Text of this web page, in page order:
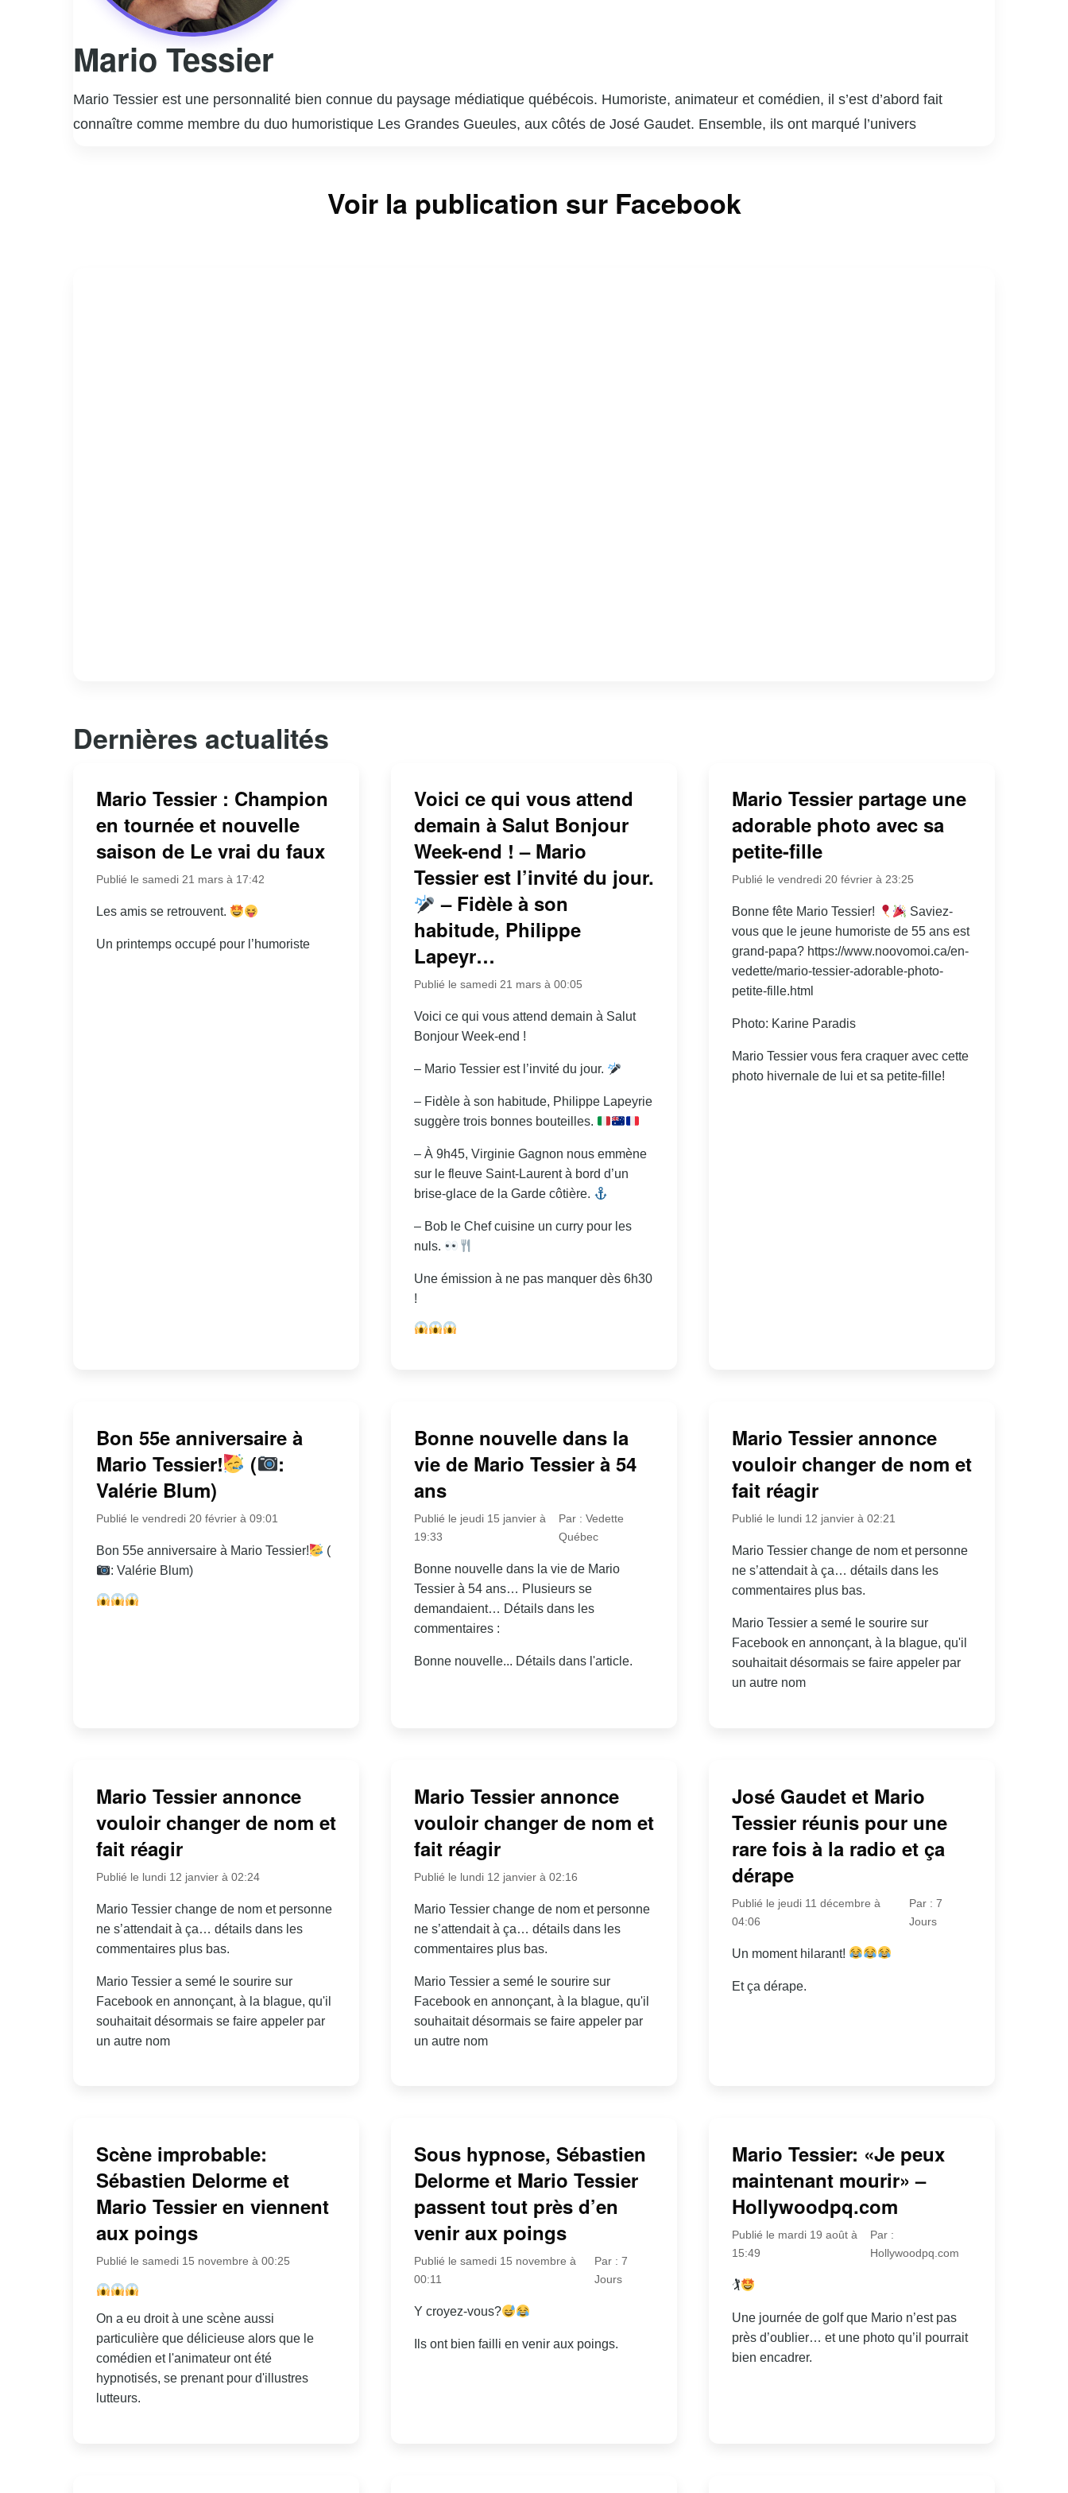
Mario Tessier
Mario Tessier est une personnalité bien connue du paysage médiatique québécois. Humoriste, animateur et comédien, il s’est d’abord fait
connaître comme membre du duo humoristique Les Grandes Gueules, aux côtés de José Gaudet. Ensemble, ils ont marqué l’univers
animé diverses émissions, démontrant sa polyvalence et son charisme naturel. Son sens de l’humour, souvent basé sur des observations du
Voir la publication sur Facebook
Dernières actualités
Mario Tessier : Champion
en tournée et nouvelle
saison de Le vrai du faux
Publié le samedi 21 mars à 17:42
Les amis se retrouvent.
Un printemps occupé pour l’humoriste
Voici ce qui vous attend
demain à Salut Bonjour
Week-end ! – Mario
Tessier est l’invité du jour.
– Fidèle à son
habitude, Philippe
Lapeyr…
Publié le samedi 21 mars à 00:05
Voici ce qui vous attend demain à Salut
Bonjour Week-end !
– Mario Tessier est l’invité du jour.
– Fidèle à son habitude, Philippe Lapeyrie
suggère trois bonnes bouteilles.
– À 9h45, Virginie Gagnon nous emmène
sur le fleuve Saint-Laurent à bord d’un
brise-glace de la Garde côtière.
– Bob le Chef cuisine un curry pour les
nuls.
Une émission à ne pas manquer dès 6h30
!
Mario Tessier partage une
adorable photo avec sa
petite-fille
Publié le vendredi 20 février à 23:25
Bonne fête Mario Tessier!
Saviez-
vous que le jeune humoriste de 55 ans est
grand-papa? https://www.noovomoi.ca/en-
vedette/mario-tessier-adorable-photo-
petite-fille.html
Photo: Karine Paradis
Mario Tessier vous fera craquer avec cette
photo hivernale de lui et sa petite-fille!
Bon 55e anniversaire à
Mario Tessier!
(
:
Valérie Blum)
Publié le vendredi 20 février à 09:01
Bon 55e anniversaire à Mario Tessier!
(
: Valérie Blum)
Bonne nouvelle dans la
vie de Mario Tessier à 54
ans
Publié le jeudi 15 janvier à
19:33
Par : Vedette
Québec
Bonne nouvelle dans la vie de Mario
Tessier à 54 ans… Plusieurs se
demandaient… Détails dans les
commentaires :
Bonne nouvelle... Détails dans l'article.
Mario Tessier annonce
vouloir changer de nom et
fait réagir
Publié le lundi 12 janvier à 02:21
Mario Tessier change de nom et personne
ne s’attendait à ça… détails dans les
commentaires plus bas.
Mario Tessier a semé le sourire sur
Facebook en annonçant, à la blague, qu'il
souhaitait désormais se faire appeler par
un autre nom
Mario Tessier annonce
vouloir changer de nom et
fait réagir
Publié le lundi 12 janvier à 02:24
Mario Tessier change de nom et personne
ne s’attendait à ça… détails dans les
commentaires plus bas.
Mario Tessier a semé le sourire sur
Facebook en annonçant, à la blague, qu'il
souhaitait désormais se faire appeler par
un autre nom
Mario Tessier annonce
vouloir changer de nom et
fait réagir
Publié le lundi 12 janvier à 02:16
Mario Tessier change de nom et personne
ne s’attendait à ça… détails dans les
commentaires plus bas.
Mario Tessier a semé le sourire sur
Facebook en annonçant, à la blague, qu'il
souhaitait désormais se faire appeler par
un autre nom
José Gaudet et Mario
Tessier réunis pour une
rare fois à la radio et ça
dérape
Publié le jeudi 11 décembre à
04:06
Par : 7
Jours
Un moment hilarant!
Et ça dérape.
Scène improbable:
Sébastien Delorme et
Mario Tessier en viennent
aux poings
Publié le samedi 15 novembre à 00:25
On a eu droit à une scène aussi
particulière que délicieuse alors que le
comédien et l'animateur ont été
hypnotisés, se prenant pour d'illustres
lutteurs.
Sous hypnose, Sébastien
Delorme et Mario Tessier
passent tout près d’en
venir aux poings
Publié le samedi 15 novembre à
00:11
Par : 7
Jours
Y croyez-vous?
Ils ont bien failli en venir aux poings.
Mario Tessier: «Je peux
maintenant mourir» –
Hollywoodpq.com
Publié le mardi 19 août à
15:49
Par :
Hollywoodpq.com
🏌
Une journée de golf que Mario n’est pas
près d’oublier… et une photo qu’il pourrait
bien encadrer.